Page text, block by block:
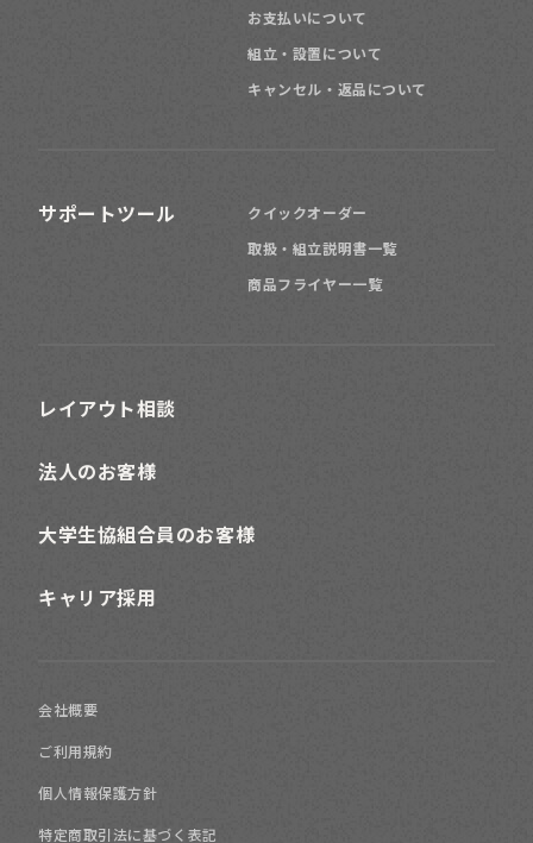
お支払いについて
組立・設置について
キャンセル・返品について
サポートツール
クイックオーダー
取扱・組立説明書一覧
商品フライヤー一覧
レイアウト相談
法人のお客様
大学生協組合員のお客様
キャリア採用
会社概要
ご利用規約
個人情報保護方針
特定商取引法に基づく表記